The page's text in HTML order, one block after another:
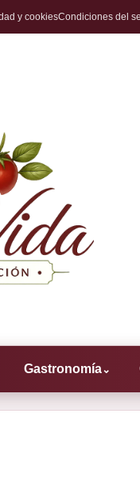
y cookiesCondiciones del
Gastronomía⌄